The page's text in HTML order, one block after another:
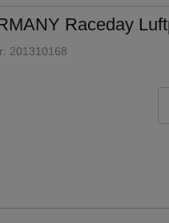
Raceday
201310168